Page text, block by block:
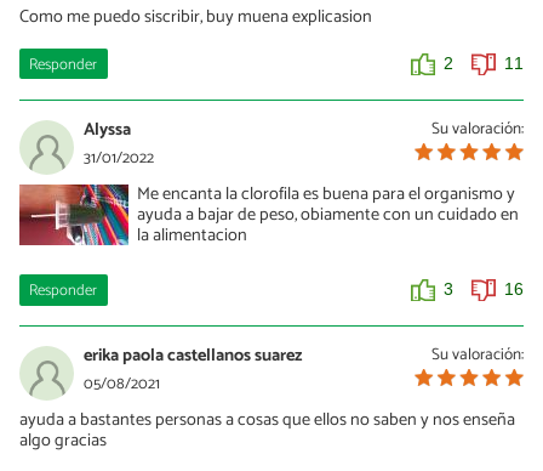
Como me puedo siscribir, buy muena explicasion
Responder 2 11
Su valoración:
Alyssa
31/01/2022
Me encanta la clorofila es buena para el organismo y
ayuda a bajar de peso, obiamente con un cuidado en
la alimentacion
Responder 3 16
Su valoración:
erika paola castellanos suarez
05/08/2021
ayuda a bastantes personas a cosas que ellos no saben y nos enseña
algo gracias